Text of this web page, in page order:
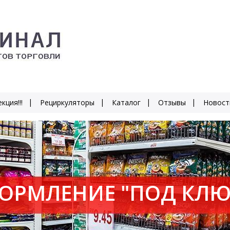
Рециркуляторы Каталог Отзывы
"ПОД
- 10